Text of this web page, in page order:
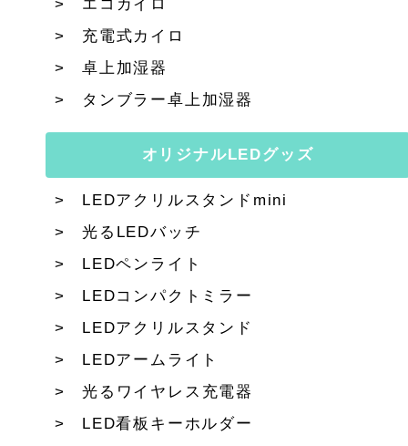
エコカイロ
充電式カイロ
卓上加湿器
タンブラー卓上加湿器
オリジナルLEDグッズ
LEDアクリルスタンドmini
光るLEDバッチ
LEDペンライト
LEDコンパクトミラー
LEDアクリルスタンド
LEDアームライト
光るワイヤレス充電器
LED看板キーホルダー